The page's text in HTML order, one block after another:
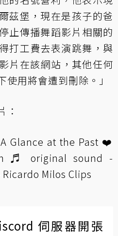
茲堡，現在是孩子的爸
止傳播舞蹈影片相關的
打工費去表演跳舞，與
片在該網站，其他任何
用將會遭到刪除。」
：
A Glance at the Past ❤️
♬ original sound -
Milos Clips
伺服器開張